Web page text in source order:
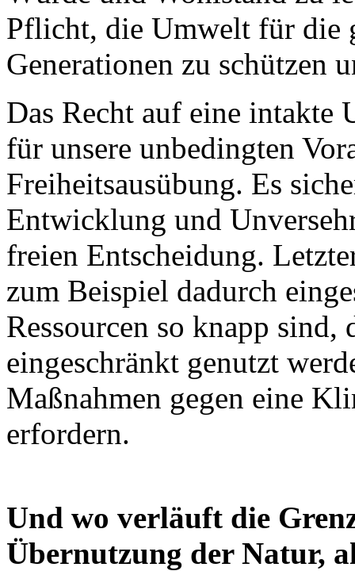
Pflicht, die Umwelt für die
Generationen zu schützen
Das Recht auf eine intakte
für unsere unbedingten
Freiheitsausübung. Es
Entwicklung und
freien Entscheidung.
zum Beispiel dadurch
Ressourcen so knapp sind,
eingeschränkt genutzt
Maßnahmen gegen eine
erfordern.
Und wo verläuft die
Übernutzung der Natur,